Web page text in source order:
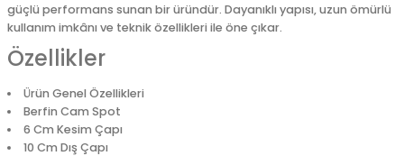
güçlü performans sunan bir üründür. Dayanıklı yapısı, uzun ömürlü
kullanım imkânı ve teknik özellikleri ile öne çıkar.
Özellikler
Ürün Genel Özellikleri
Berfin Cam Spot
6 Cm Kesim Çapı
10 Cm Dış Çapı